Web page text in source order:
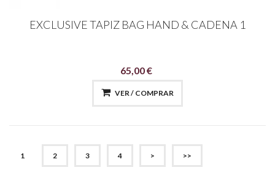
EXCLUSIVE TAPIZ BAG HAND & CADENA 1
65,00 €
VER / COMPRAR
1 (CURRENT)
2 3 4 > >>